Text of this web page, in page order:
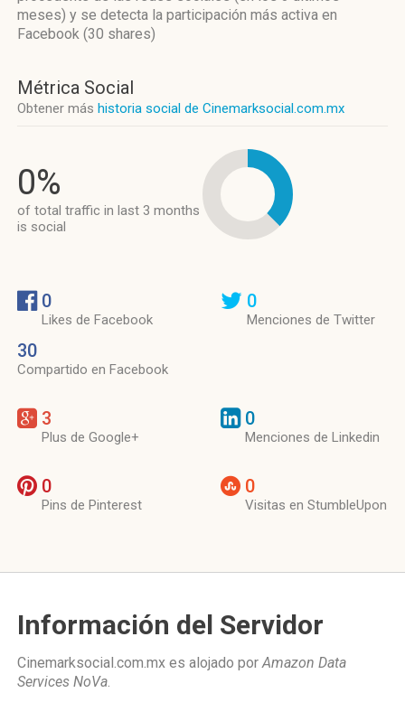
meses) y se detecta la participación más activa en
Facebook (30 shares)
Métrica Social
Obtener más historia social de Cinemarksocial.com.mx
0%
of total traffic in last 3 months
is social
0
Likes de Facebook
30
Compartido en Facebook
0
Menciones de Twitter
3
Plus de Google+
0
Menciones de Linkedin
0
Pins de Pinterest
0
Visitas en StumbleUpon
Información del Servidor
Cinemarksocial.com.mx es alojado porAmazon Data
Services NoVa.